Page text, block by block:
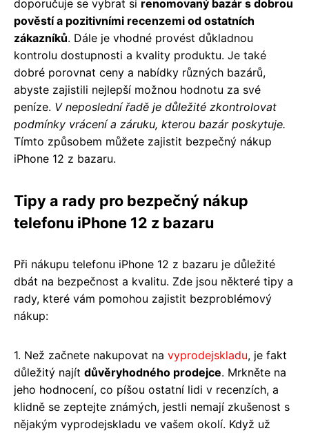
doporučuje se vybrat si renomovaný bazár s dobrou
pověstí a pozitivními recenzemi od ostatních
zákazníků. Dále je vhodné provést důkladnou
kontrolu dostupnosti a kvality produktu. Je také
dobré porovnat ceny a nabídky různých bazárů,
abyste zajistili nejlepší možnou hodnotu za své
peníze. V neposlední řadě je důležité zkontrolovat
podmínky vrácení a záruku, kterou bazár poskytuje.
Tímto způsobem můžete zajistit bezpečný nákup
iPhone 12 z bazaru.
Tipy a rady pro bezpečný nákup
telefonu iPhone 12 z bazaru
Při nákupu telefonu iPhone 12 z bazaru je důležité
dbát na bezpečnost a kvalitu. Zde jsou některé tipy a
rady, které vám pomohou zajistit bezproblémový
nákup:
1. Než začnete nakupovat na vyprodejskladu, je fakt
důležitý najít důvěryhodného prodejce. Mrkněte na
jeho hodnocení, co píšou ostatní lidi v recenzích, a
klidně se zeptejte známých, jestli nemají zkušenost s
nějakým vyprodejskladu ve vašem okolí. Když už